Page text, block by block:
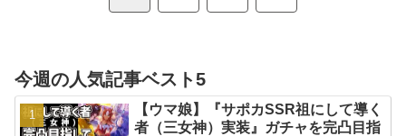
今週の人気記事ベスト5
【ウマ娘】『サポカSSR祖にして導く
者（三女神）実装』ガチャを完凸目指